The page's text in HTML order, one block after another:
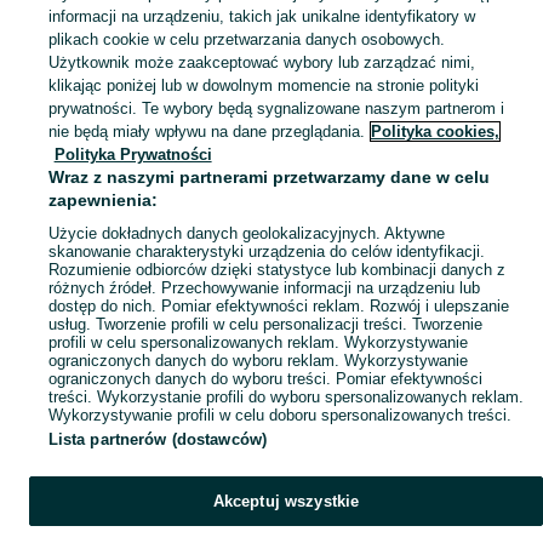
Skorzystaj z największego serwisu ogłoszeniowego - Łążynek i okolice! Kupuj to, czego pragniesz i sprzedawaj to, czego już nie potrzebujesz!
Mapa kategorii
Mapa miejscowości
Mapa ministron
Popularne wyszukiwania
informacji na urządzeniu, takich jak unikalne identyfikatory w
plikach cookie w celu przetwarzania danych osobowych.
Użytkownik może zaakceptować wybory lub zarządzać nimi,
klikając poniżej lub w dowolnym momencie na stronie polityki
prywatności. Te wybory będą sygnalizowane naszym partnerom i
nie będą miały wpływu na dane przeglądania. Polityka cookies,
Polityka Prywatności
Wraz z naszymi partnerami przetwarzamy dane w celu
zapewnienia:
Użycie dokładnych danych geolokalizacyjnych. Aktywne
skanowanie charakterystyki urządzenia do celów identyfikacji.
Rozumienie odbiorców dzięki statystyce lub kombinacji danych z
różnych źródeł. Przechowywanie informacji na urządzeniu lub
dostęp do nich. Pomiar efektywności reklam. Rozwój i ulepszanie
usług. Tworzenie profili w celu personalizacji treści. Tworzenie
profili w celu spersonalizowanych reklam. Wykorzystywanie
ograniczonych danych do wyboru reklam. Wykorzystywanie
ograniczonych danych do wyboru treści. Pomiar efektywności
treści. Wykorzystanie profili do wyboru spersonalizowanych reklam.
Wykorzystywanie profili w celu doboru spersonalizowanych treści.
Lista partnerów (dostawców)
Akceptuj wszystkie